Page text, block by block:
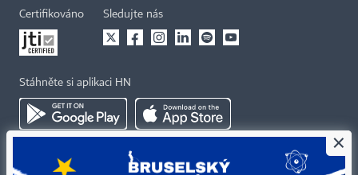
Certifikováno Sledujte nás
Stáhněte si aplikaci HN
×